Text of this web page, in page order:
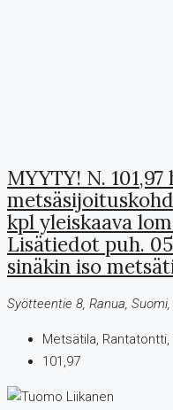
MYYTY! N.
kpl yleiskaava
Lisätiedot puh.
sinäkin iso
Syötteentie 8, Ranua,
Metsätila,
101,97